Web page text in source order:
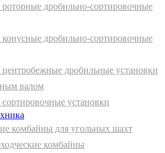
дробильно-сортировочные
дробильно-сортировочные
дробильные установки
валом
установки
комбайны для угольных шахт
комбайны